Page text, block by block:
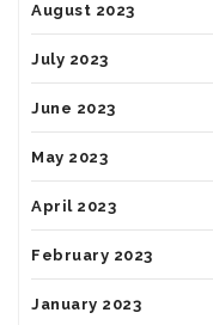
August 2023
July 2023
June 2023
May 2023
April 2023
February 2023
January 2023